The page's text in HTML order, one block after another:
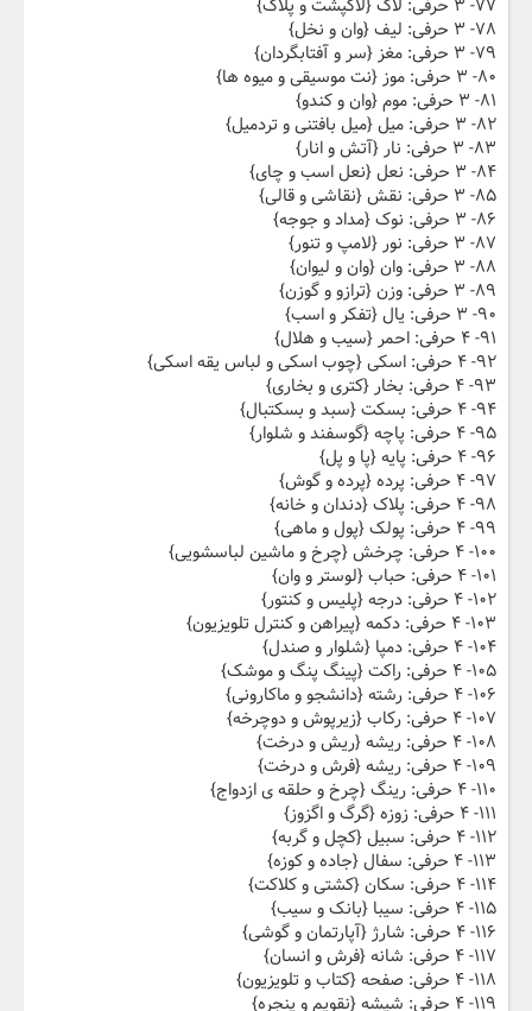
۷۷- ۳ حرفی: لاک {لاکپشت و پلاک}
۷۸- ۳ حرفی: لیف {وان و نخل}
۷۹- ۳ حرفی: مغز {سر و آفتابگردان}
۸۰- ۳ حرفی: موز {نت موسیقی و میوه ها}
۸۱- ۳ حرفی: موم {وان و کندو}
۸۲- ۳ حرفی: میل {میل بافتنی و تردمیل}
۸۳- ۳ حرفی: نار {آتش و انار}
۸۴- ۳ حرفی: نعل {نعل اسب و چای}
۸۵- ۳ حرفی: نقش {نقاشی و قالی}
۸۶- ۳ حرفی: نوک {مداد و جوجه}
۸۷- ۳ حرفی: نور {لامپ و تنور}
۸۸- ۳ حرفی: وان {وان و لیوان}
۸۹- ۳ حرفی: وزن {ترازو و گوزن}
۹۰- ۳ حرفی: یال {تفکر و اسب}
۹۱- ۴ حرفی: احمر {سیب و هلال}
۹۲- ۴ حرفی: اسکی {چوب اسکی و لباس یقه اسکی}
۹۳- ۴ حرفی: بخار {کتری و بخاری}
۹۴- ۴ حرفی: بسکت {سبد و بسکتبال}
۹۵- ۴ حرفی: پاچه {گوسفند و شلوار}
۹۶- ۴ حرفی: پایه {پا و پل}
۹۷- ۴ حرفی: پرده {پرده و گوش}
۹۸- ۴ حرفی: پلاک {دندان و خانه}
۹۹- ۴ حرفی: پولک {پول و ماهی}
۱۰۰- ۴ حرفی: چرخش {چرخ و ماشین لباسشویی}
۱۰۱- ۴ حرفی: حباب {لوستر و وان}
۱۰۲- ۴ حرفی: درجه {پلیس و کنتور}
۱۰۳- ۴ حرفی: دکمه {پیراهن و کنترل تلویزیون}
۱۰۴- ۴ حرفی: دمپا {شلوار و صندل}
۱۰۵- ۴ حرفی: راکت {پینگ پنگ و موشک}
۱۰۶- ۴ حرفی: رشته {دانشجو و ماکارونی}
۱۰۷- ۴ حرفی: رکاب {زیرپوش و دوچرخه}
۱۰۸- ۴ حرفی: ریشه {ریش و درخت}
۱۰۹- ۴ حرفی: ریشه {فرش و درخت}
۱۱۰- ۴ حرفی: رینگ {چرخ و حلقه ی ازدواج}
۱۱۱- ۴ حرفی: زوزه {گرگ و اگزوز}
۱۱۲- ۴ حرفی: سبیل {کچل و گربه}
۱۱۳- ۴ حرفی: سفال {جاده و کوزه}
۱۱۴- ۴ حرفی: سکان {کشتی و کلاکت}
۱۱۵- ۴ حرفی: سیبا {بانک و سیب}
۱۱۶- ۴ حرفی: شارژ {آپارتمان و گوشی}
۱۱۷- ۴ حرفی: شانه {فرش و انسان}
۱۱۸- ۴ حرفی: صفحه {کتاب و تلویزیون}
۱۱۹- ۴ حرفی: شیشه {نقویم و پنجره}